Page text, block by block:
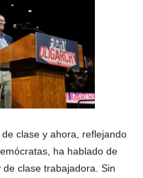
clase y ahora, reflejando
ha hablado de
clase trabajadora. Sin